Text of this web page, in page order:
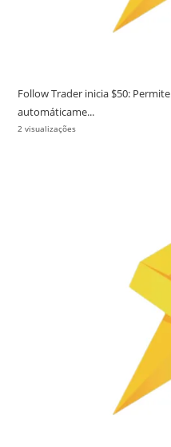
Follow Trader inicia $50:
automáticame...
2 visualizações